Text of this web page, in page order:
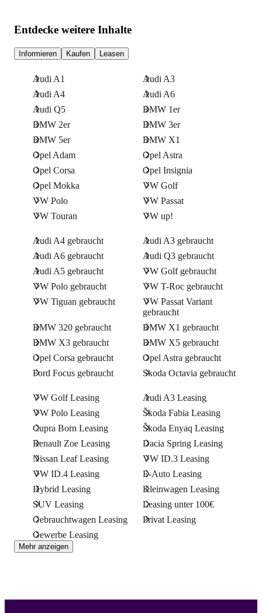
Entdecke weitere Inhalte
Informieren Kaufen Leasen
Audi A1
Audi A3
Audi A4
Audi A6
Audi Q5
BMW 1er
BMW 2er
BMW 3er
BMW 5er
BMW X1
Opel Adam
Opel Astra
Opel Corsa
Opel Insignia
Opel Mokka
VW Golf
VW Polo
VW Passat
VW Touran
VW up!
Audi A4 gebraucht
Audi A3 gebraucht
Audi A6 gebraucht
Audi Q3 gebraucht
Audi A5 gebraucht
VW Golf gebraucht
VW Polo gebraucht
VW T-Roc gebraucht
VW Tiguan gebraucht
VW Passat Variant
gebraucht
BMW 320 gebraucht
BMW X1 gebraucht
BMW X3 gebraucht
BMW X5 gebraucht
Opel Corsa gebraucht
Opel Astra gebraucht
Ford Focus gebraucht
Skoda Octavia gebraucht
VW Golf Leasing
Audi A3 Leasing
VW Polo Leasing
Škoda Fabia Leasing
Cupra Born Leasing
Škoda Enyaq Leasing
Renault Zoe Leasing
Dacia Spring Leasing
Nissan Leaf Leasing
VW ID.3 Leasing
VW ID.4 Leasing
E-Auto Leasing
Hybrid Leasing
Kleinwagen Leasing
SUV Leasing
Leasing unter 100€
Gebrauchtwagen Leasing
Privat Leasing
Gewerbe Leasing
Mehr anzeigen